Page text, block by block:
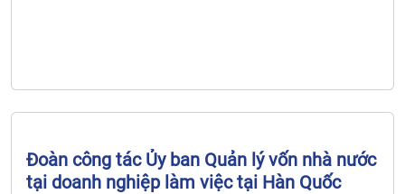
Đoàn công tác Ủy ban Quản lý vốn nhà nước
tại doanh nghiệp làm việc tại Hàn Quốc